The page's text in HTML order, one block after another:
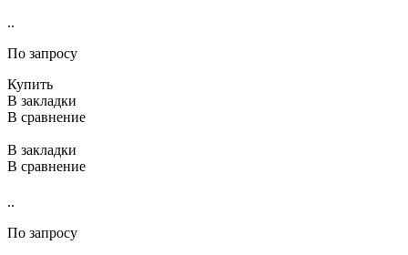
..
По запросу
Купить
В закладки
В сравнение
В закладки
В сравнение
..
По запросу